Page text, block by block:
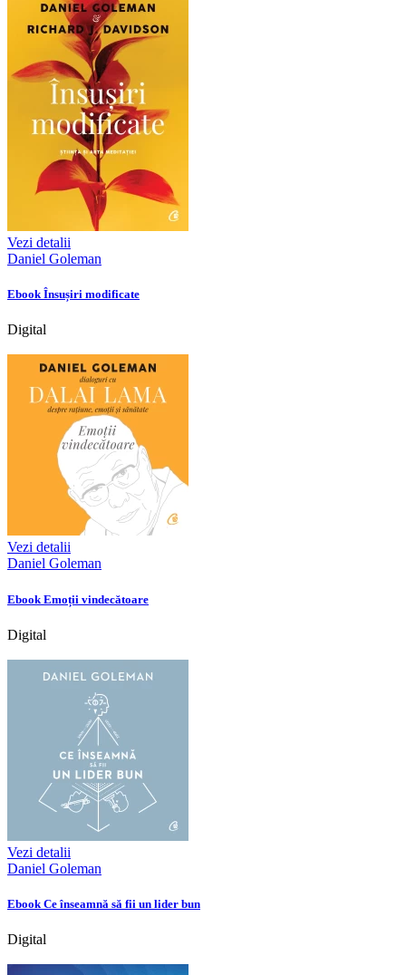
Vezi detalii
Daniel Goleman
Ebook Însușiri modificate
Digital
Vezi detalii
Daniel Goleman
Ebook Emoții vindecătoare
Digital
Vezi detalii
Daniel Goleman
Ebook Ce înseamnă să fii un lider bun
Digital